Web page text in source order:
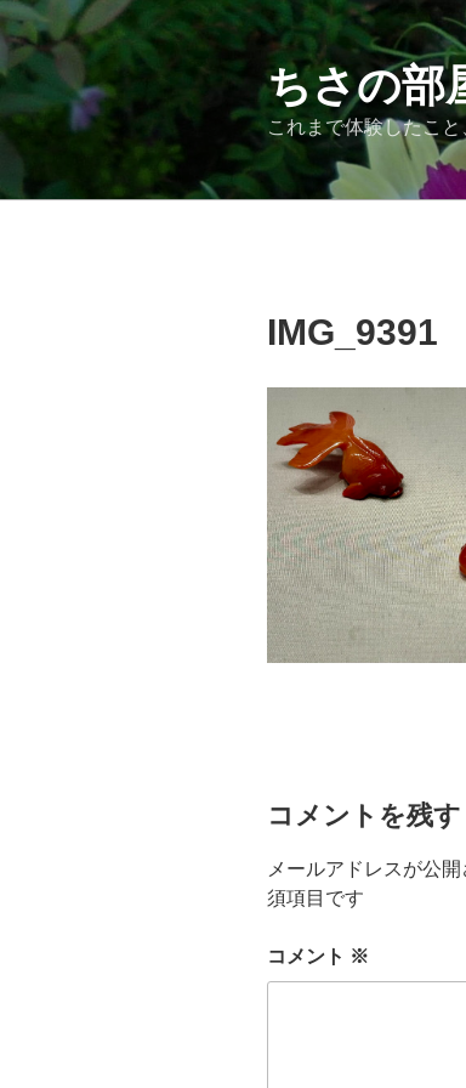
コ
ン
テ
ツ
ちさの部
これまで体験したこ
IMG_9391
コメントを残す
メールアドレスが公
須項目です
コメント ※